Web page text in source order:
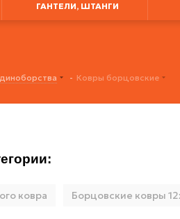
ГАНТЕЛИ, ШТАНГИ
- Ковры борцовские
ковра Борцовские ковры